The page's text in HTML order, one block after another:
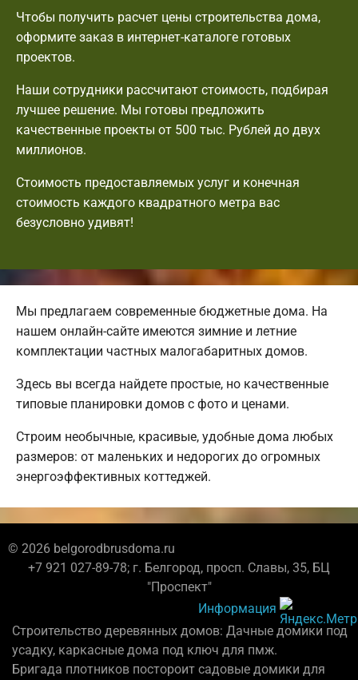
Чтобы получить расчет цены строительства дома,
оформите заказ в интернет-каталоге готовых
проектов.
Наши сотрудники рассчитают стоимость, подбирая
лучшее решение. Мы готовы предложить
качественные проекты от 500 тыс. Рублей до двух
миллионов.
Стоимость предоставляемых услуг и конечная
стоимость каждого квадратного метра вас
безусловно удивят!
Мы предлагаем современные бюджетные дома. На
нашем онлайн-сайте имеются зимние и летние
комплектации частных малогабаритных домов.
Здесь вы всегда найдете простые, но качественные
типовые планировки домов с фото и ценами.
Строим необычные, красивые, удобные дома любых
размеров: от маленьких и недорогих до огромных
энергоэффективных коттеджей.
© 2026 belgorodbrusdoma.ru
+7 921 027-89-78; г. Белгород, просп. Славы, 35, БЦ
"Проспект"
Информация
Строительство деревянных домов: Дачные домики под
усадку, каркасные дома под ключ для пмж.
Бригада плотников постороит садовые домики для